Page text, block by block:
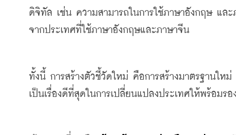
ดิจิทัล เช่น ความสามารถในการใช้ภาษาอังกฤษ และ
จากประเทศที่ใช้ภาษาอังกฤษและภาษาจีน
ทั้งนี้ การสร้างตัวชี้วัดใหม่ คือการสร้างมาตรฐานใหม่
เป็นเรื่องดีที่สุดในการเปลี่ยนแปลงประเทศให้พร้อมร